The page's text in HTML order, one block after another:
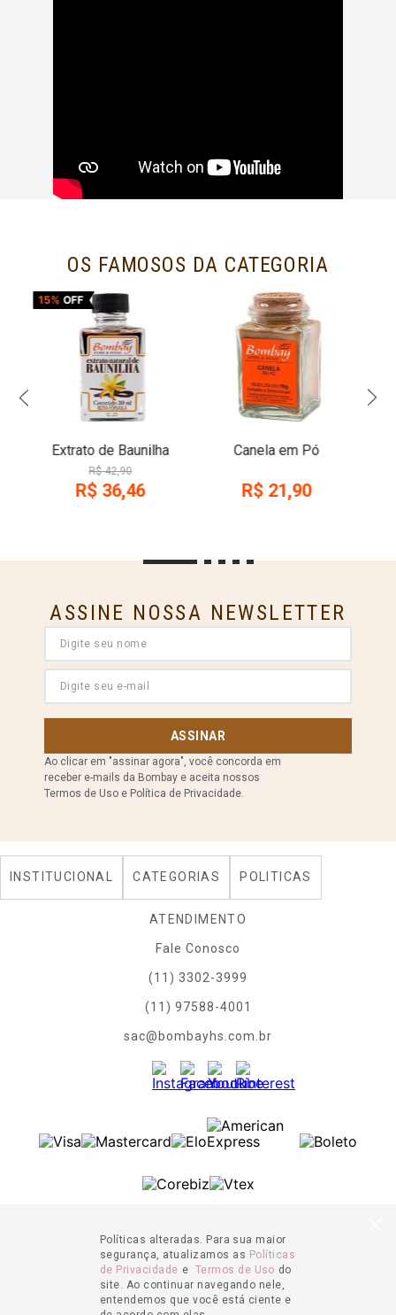
Políticas alteradas. Para sua maior
segurança, atualizamos as Políticas
de Privacidade e Termos de Uso do
site. Ao continuar navegando nele,
entendemos que você está ciente e
OS FAMOSOS DA CATEGORIA
15% OFF
Extrato de Baunilha
R$ 42,90
R$ 36,46
Canela em Pó
R$ 21,90
ASSINE NOSSA NEWSLETTER
ASSINAR
Ao clicar em "assinar agora", você concorda em
receber e-mails da Bombay e aceita nossos
Termos de Uso e Política de Privacidade.
INSTITUCIONAL CATEGORIAS POLITICAS
ATENDIMENTO
Fale Conosco
(11) 3302-3999
(11) 97588-4001
sac@bombayhs.com.br